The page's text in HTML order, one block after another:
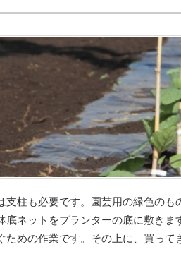
支柱も必要です。園芸用の緑色の
底ネットをプランターの底に敷き
ための作業です。その上に、買って